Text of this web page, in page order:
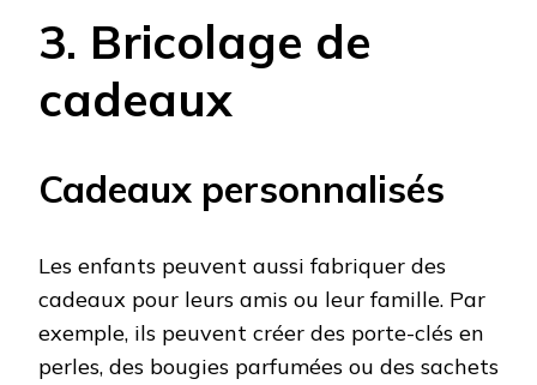
3. Bricolage de
cadeaux
Cadeaux personnalisés
Les enfants peuvent aussi fabriquer des
cadeaux pour leurs amis ou leur famille. Par
exemple, ils peuvent créer des porte-clés en
perles, des bougies parfumées ou des sachets